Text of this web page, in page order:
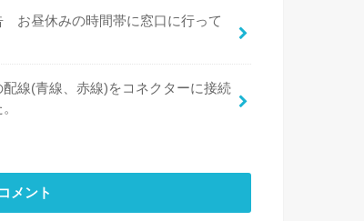
お昼休みの時間帯に窓口に行って
配線(青線、赤線)をコネクターに接続
メント